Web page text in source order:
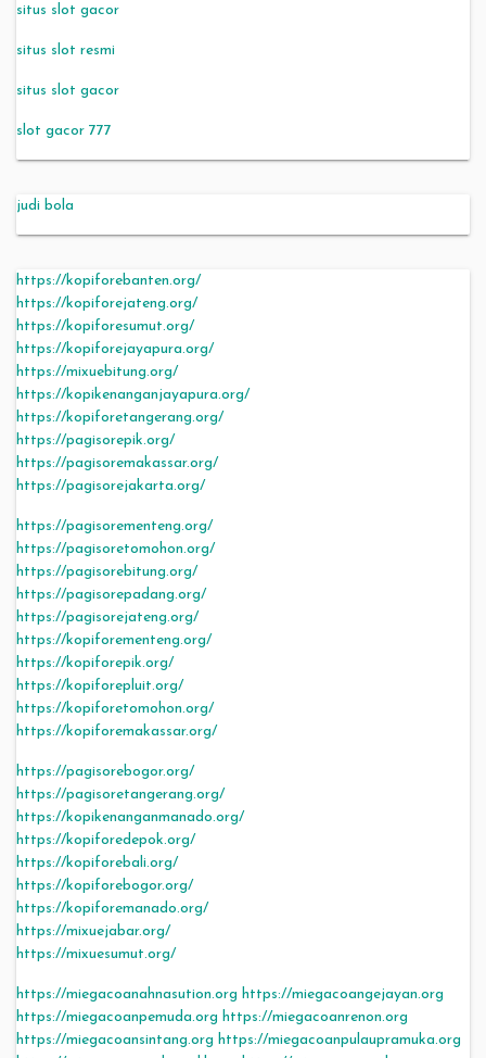
situs slot gacor
situs slot resmi
situs slot gacor
slot gacor 777
judi bola
https://kopiforebanten.org/
https://kopiforejateng.org/
https://kopiforesumut.org/
https://kopiforejayapura.org/
https://mixuebitung.org/
https://kopikenanganjayapura.org/
https://kopiforetangerang.org/
https://pagisorepik.org/
https://pagisoremakassar.org/
https://pagisorejakarta.org/
https://pagisorementeng.org/
https://pagisoretomohon.org/
https://pagisorebitung.org/
https://pagisorepadang.org/
https://pagisorejateng.org/
https://kopiforementeng.org/
https://kopiforepik.org/
https://kopiforepluit.org/
https://kopiforetomohon.org/
https://kopiforemakassar.org/
https://pagisorebogor.org/
https://pagisoretangerang.org/
https://kopikenanganmanado.org/
https://kopiforedepok.org/
https://kopiforebali.org/
https://kopiforebogor.org/
https://kopiforemanado.org/
https://mixuejabar.org/
https://mixuesumut.org/
https://miegacoanahnasution.org https://miegacoangejayan.org
https://miegacoanpemuda.org https://miegacoanrenon.org
https://miegacoansintang.org https://miegacoanpulaupramuka.org